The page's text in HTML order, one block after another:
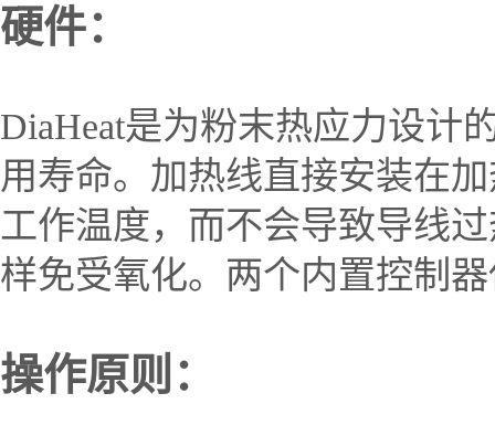
硬件：
DiaHeat是为粉末热应力设计
用寿命。加热线直接安装在
工作温度，而不会导致导线
样免受氧化。两个内置控制
操作原则：